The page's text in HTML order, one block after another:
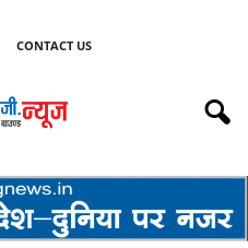
CONTACT US